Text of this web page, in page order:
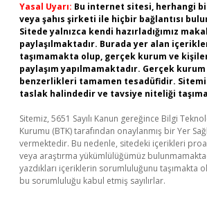
Yasal Uyarı: Bu internet sitesi, herhangi
veya şahıs şirketi ile hiçbir bağlantısı
Sitede yalnızca kendi hazırladığımız
paylaşılmaktadır. Burada yer alan
taşımamakta olup, gerçek kurum ve
paylaşım yapılmamaktadır. Gerçek
benzerlikleri tamamen tesadüfidir.
taslak halindedir ve tavsiye niteliği
Sitemiz, 5651 Sayılı Kanun gereğince Bilgi
Kurumu (BTK) tarafından onaylanmış bir Yer
vermektedir. Bu nedenle, sitedeki içerikleri
veya araştırma yükümlülüğümüz
yazdıkları içeriklerin sorumluluğunu taşımakta
bu sorumluluğu kabul etmiş sayılırlar.